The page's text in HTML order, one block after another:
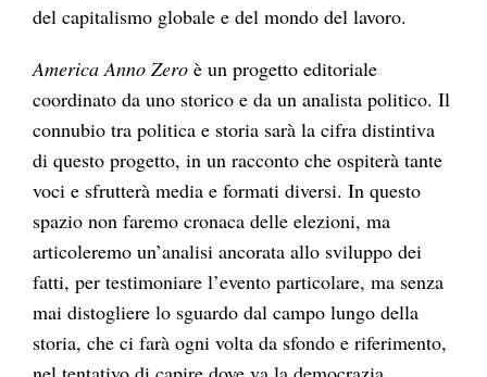
del capitalismo globale e del mondo del lavoro.
America Anno Zero è un progetto editoriale
coordinato da uno storico e da un analista politico. Il
connubio tra politica e storia sarà la cifra distintiva
di questo progetto, in un racconto che ospiterà tante
voci e sfrutterà media e formati diversi. In questo
spazio non faremo cronaca delle elezioni, ma
articoleremo un’analisi ancorata allo sviluppo dei
fatti, per testimoniare l’evento particolare, ma senza
mai distogliere lo sguardo dal campo lungo della
storia, che ci farà ogni volta da sfondo e riferimento,